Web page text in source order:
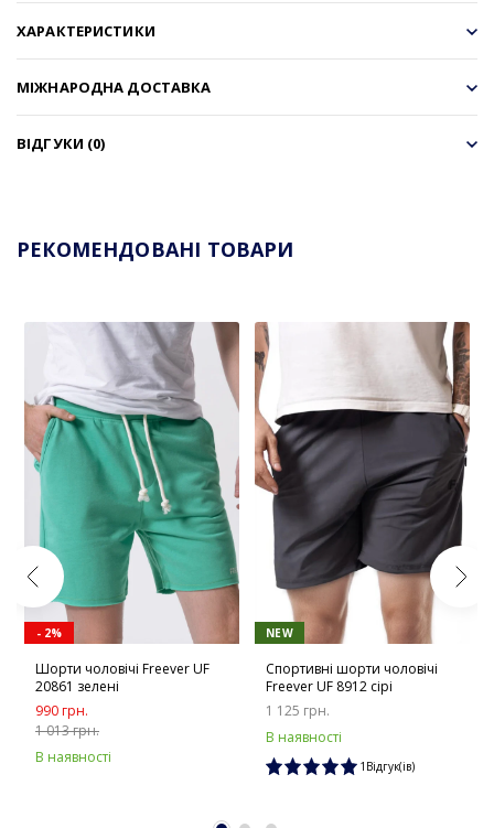
ХАРАКТЕРИСТИКИ
МІЖНАРОДНА ДОСТАВКА
ВІДГУКИ (0)
РЕКОМЕНДОВАНІ ТОВАРИ
- 2%
Шорти чоловічі Freever UF
20861 зелені
990 грн.
1 013 грн.
В наявності
NEW
Спортивні шорти чоловічі
Freever UF 8912 сірі
1 125 грн.
В наявності
1Відгук(ів)